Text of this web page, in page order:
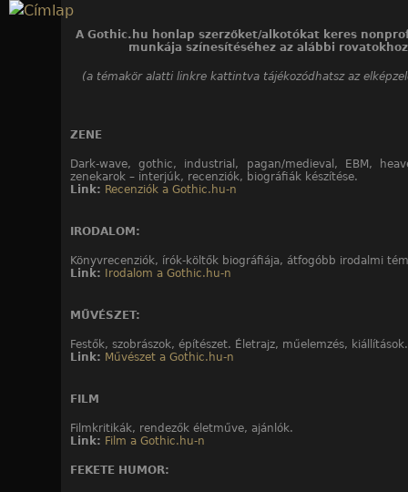
A Gothic.hu honlap szerzőket/alkotókat keres
munkája színesítéséhez az alábbi
(a témakör alatti linkre kattintva tájékozódhatsz az
ZENE
Dark-wave, gothic, industrial, pagan/medieval, EBM,
zenekarok – interjúk, recenziók, biográfiák készítése.
Link: Recenziók a Gothic.hu-n
IRODALOM:
Könyvrecenziók, írók-költők biográfiája, átfogóbb irodalmi
Link:
Irodalom a Gothic.hu-n
MŰVÉSZET:
Festők, szobrászok, építészet. Életrajz, műelemzés, kiállítások.
Link: Művészet a Gothic.hu-n
FILM
Filmkritikák, rendezők életműve, ajánlók.
Link: Film a Gothic.hu-n
FEKETE HUMOR: